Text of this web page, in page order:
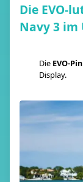
Die EVO-
Navy 3
Die EVO-
Display.